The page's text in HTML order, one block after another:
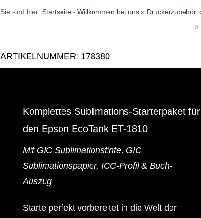
Sie sind hier: Startseite - Willkommen bei uns » Druckerzubehör »
ARTIKELNUMMER: 178380
Komplettes Sublimations-Starterpaket für
den Epson EcoTank ET-1810
Mit GIC Sublimationstinte, GIC
Sublimationspapier, ICC-Profil & Buch-
Auszug
Starte perfekt vorbereitet in die Welt der